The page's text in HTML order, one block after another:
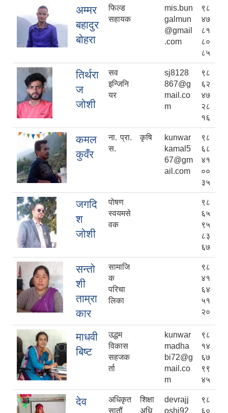
अम्मर
बहादुर
बोहरा
फिल्ड
सहायक
mis.bun
galmun
@gmail
.com
९८
४७
८१
८०
८५
तिर्थरा
ज
जोशी
सव
इन्जिनि
यर
sj8128
867@g
mail.co
m
९८
६२
४७
२८
१६
कमल
कुवँर
ना. प्रा.
स.
कृषि
kunwar
kamal5
67@gm
ail.com
९८
६८
४१
००
३५
जगदि
श
जोशी
पोषण
स्वयमसे
वक
९८
६५
९५
८३
६७
सन्तो
शी
ताम्रा
कार
सामाजि
क
परिचा
लिका
९८
४१
६४
५१
२०
माधवी
बिष्ट
उद्धम
विकास
सहजक
र्ता
kunwar
madha
bi72@g
mail.co
m
९८
१४
६७
९९
४५
देव
अधिकृत
सातौं
शिक्षा
अधि
devrajj
oshi92
९८
६०